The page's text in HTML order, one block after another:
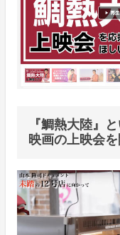
『鯛熱大陸』
映画の上映会